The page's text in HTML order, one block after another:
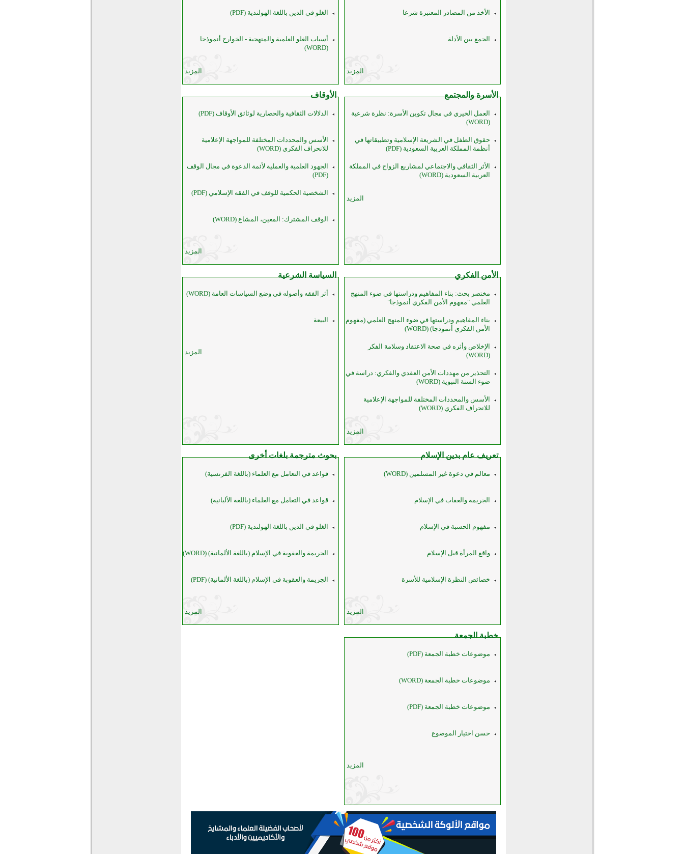
الأخذ من المصادر المعتبرة شرعا
الجمع بين الأدلة
المزيد
الغلو في الدين باللغة الهولندية (PDF)
أسباب الغلو العلمية والمنهجية - الخوارج أنموذجا
(WORD)
المزيد
الأسرة والمجتمع
العمل الخيري في مجال تكوين الأسرة: نظرة شرعية
(WORD)
حقوق الطفل في الشريعة الإسلامية وتطبيقاتها في
أنظمة المملكة العربية السعودية (PDF)
الأثر الثقافي والاجتماعي لمشاريع الزواج في المملكة
العربية السعودية (WORD)
المزيد
الأوقاف
الدلالات الثقافية والحضارية لوثائق الأوقاف (PDF)
الأسس والمحددات المختلفة للمواجهة الإعلامية
للانحراف الفكري (WORD)
الجهود العلمية والعملية لأئمة الدعوة في مجال الوقف
(PDF)
الشخصية الحكمية للوقف في الفقه الإسلامي (PDF)
الوقف المشترك: المعين، المشاع (WORD)
المزيد
الأمن الفكري
مختصر بحث: بناء المفاهيم ودراستها في ضوء المنهج
العلمي "مفهوم الأمن الفكري أنموذجا"
بناء المفاهيم ودراستها في ضوء المنهج العلمي (مفهوم
الأمن الفكري أنموذجا) (WORD)
الإخلاص وأثره في صحة الاعتقاد وسلامة الفكر
(WORD)
التحذير من مهددات الأمن العقدي والفكري: دراسة في
ضوء السنة النبوية (WORD)
الأسس والمحددات المختلفة للمواجهة الإعلامية
للانحراف الفكري (WORD)
المزيد
السياسة الشرعية
أثر الفقه وأصوله في وضع السياسات العامة (WORD)
البيعة
المزيد
تعريف عام بدين الإسلام
معالم في دعوة غير المسلمين (WORD)
الجريمة والعقاب في الإسلام
مفهوم الحسبة في الإسلام
واقع المرأة قبل الإسلام
خصائص النظرة الإسلامية للأسرة
المزيد
بحوث مترجمة بلغات أخرى
قواعد في التعامل مع العلماء (باللغة الفرنسية)
قواعد في التعامل مع العلماء (باللغة الألبانية)
الغلو في الدين باللغة الهولندية (PDF)
الجريمة والعقوبة في الإسلام (باللغة الألمانية) (WORD)
الجريمة والعقوبة في الإسلام (باللغة الألمانية) (PDF)
المزيد
خطبة الجمعة
موضوعات خطبة الجمعة (PDF)
موضوعات خطبة الجمعة (WORD)
موضوعات خطبة الجمعة (PDF)
حسن اختيار الموضوع
المزيد